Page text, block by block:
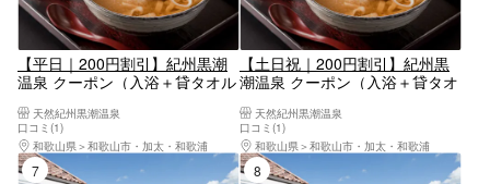
【平日｜200円割引】紀州黒潮
温泉 クーポン（入浴＋貸タオル
天然紀州黒潮温泉
口コミ(1)
和歌山県
和歌山市・加太・和歌浦
【土日祝｜200円割引】紀州黒
潮温泉 クーポン（入浴＋貸タオ
天然紀州黒潮温泉
口コミ(1)
和歌山県
和歌山市・加太・和歌浦
7位 8位